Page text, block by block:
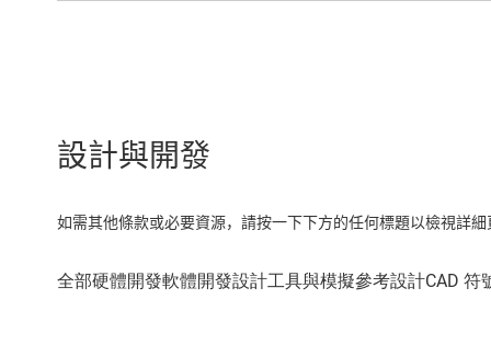
設計與開發
如需其他條款或必要資源，請按一下下方的任何標題以檢視詳